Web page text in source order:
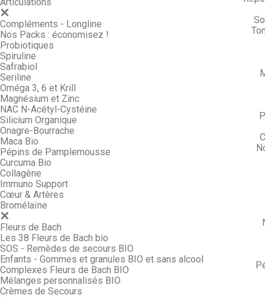
Compléments - Longline
Nos Packs : économisez !
Probiotiques
Spiruline
Safrabiol
Seriline
Oméga 3, 6 et Krill
Magnésium et Zinc
NAC N-Acétyl-Cystéine
Silicium Organique
Onagre-Bourrache
Maca Bio
Pépins de Pamplemousse
Curcuma Bio
Collagène
Immuno Support
Cœur & Artères
Bromélaïne
Fleurs de Bach
Les 38 Fleurs de Bach bio
SOS - Remèdes de secours BIO
Enfants - Gommes et granules BIO et sans alcool
Complexes Fleurs de Bach BIO
Mélanges personnalisés BIO
Crèmes de Secours